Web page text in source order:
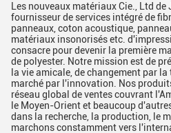
Les nouveaux matériaux Cie., Ltd
fournisseur de services intégré de
panneaux, coton acoustique,
matériaux insonorisés etc.
consacre pour devenir la première
de polyester. Notre mission est de
la vie amicale, de changement par
marché par l'innovation. Nos
réseau global de ventes couvrant
le Moyen-Orient et beaucoup
dans la recherche, la production, le
marchons constamment vers